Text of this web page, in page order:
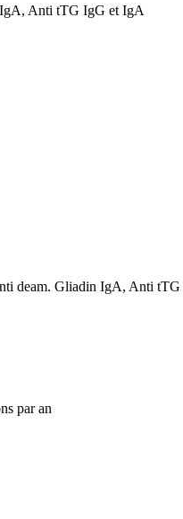
Anti tTG IgG et IgA
deam. Gliadin IgA, Anti
par an